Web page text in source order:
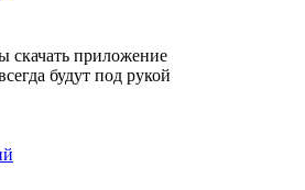
скачать приложение
будут под рукой